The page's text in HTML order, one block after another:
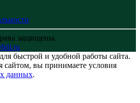
защищены.
быстрой и удобной работы сайта.
сайтом, вы принимаете условия
данных.